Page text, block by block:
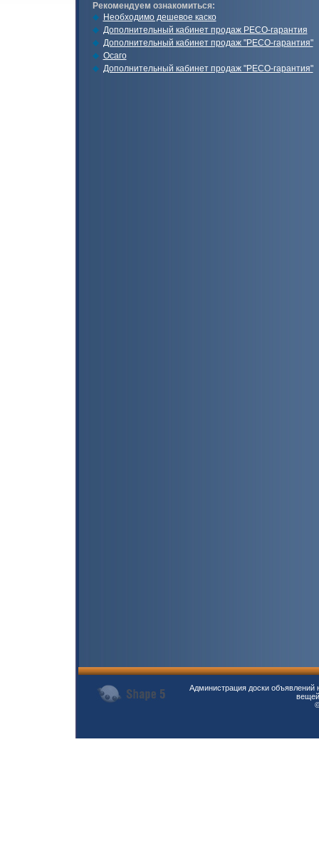
Рекомендуем ознакомиться:
Необходимо дешевое каско
Дополнительный кабинет продаж РЕСО-гарантия
Дополнительный кабинет продаж "РЕСО-гарантия"
Осаго
Дополнительный кабинет продаж "РЕСО-гарантия"
Администрация доски объявлений